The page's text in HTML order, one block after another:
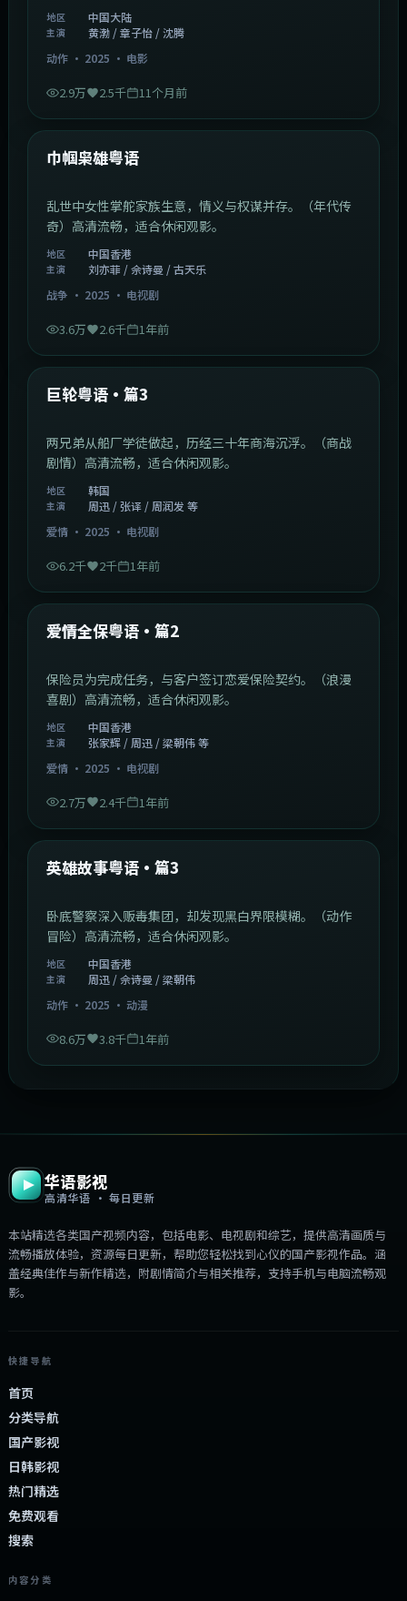
地区 中国大陆
主演
黄渤 / 章子怡 / 沈腾
动作· 2025 · 电影
2.9万 2.5千 11个月前
最新
巾帼枭雄粤语
乱世中女性掌舵家族生意，情义与权谋并存。（年代传
奇）高清流畅，适合休闲观影。
地区 中国香港
主演
刘亦菲 / 佘诗曼 / 古天乐
战争 · 2025 · 电视剧
3.6万 2.6千 1年前
最新
巨轮粤语·篇3
两兄弟从船厂学徒做起，历经三十年商海沉浮。（商战
剧情）高清流畅，适合休闲观影。
地区 韩国
主演
周迅 / 张译 / 周润发 等
爱情· 2025 · 电视剧
6.2千 2千 1年前
最新
爱情全保粤语·篇2
保险员为完成任务，与客户签订恋爱保险契约。（浪漫
喜剧）高清流畅，适合休闲观影。
地区 中国香港
主演
张家辉 / 周迅 / 梁朝伟 等
爱情· 2025 · 电视剧
2.7万 2.4千 1年前
最新
英雄故事粤语·篇3
卧底警察深入贩毒集团，却发现黑白界限模糊。（动作
冒险）高清流畅，适合休闲观影。
地区 中国香港
主演
周迅 / 佘诗曼 / 梁朝伟
动作· 2025 · 动漫
8.6万 3.8千 1年前
华语影视
高清华语 · 每日更新
本站精选各类国产视频内容，包括电影、电视剧和综艺，提供高清画质与
流畅播放体验，资源每日更新，帮助您轻松找到心仪的国产影视作品。涵
盖经典佳作与新作精选，附剧情简介与相关推荐，支持手机与电脑流畅观
影。
快捷导航
首页
分类导航
国产影视
日韩影视
热门精选
免费观看
搜索
内容分类